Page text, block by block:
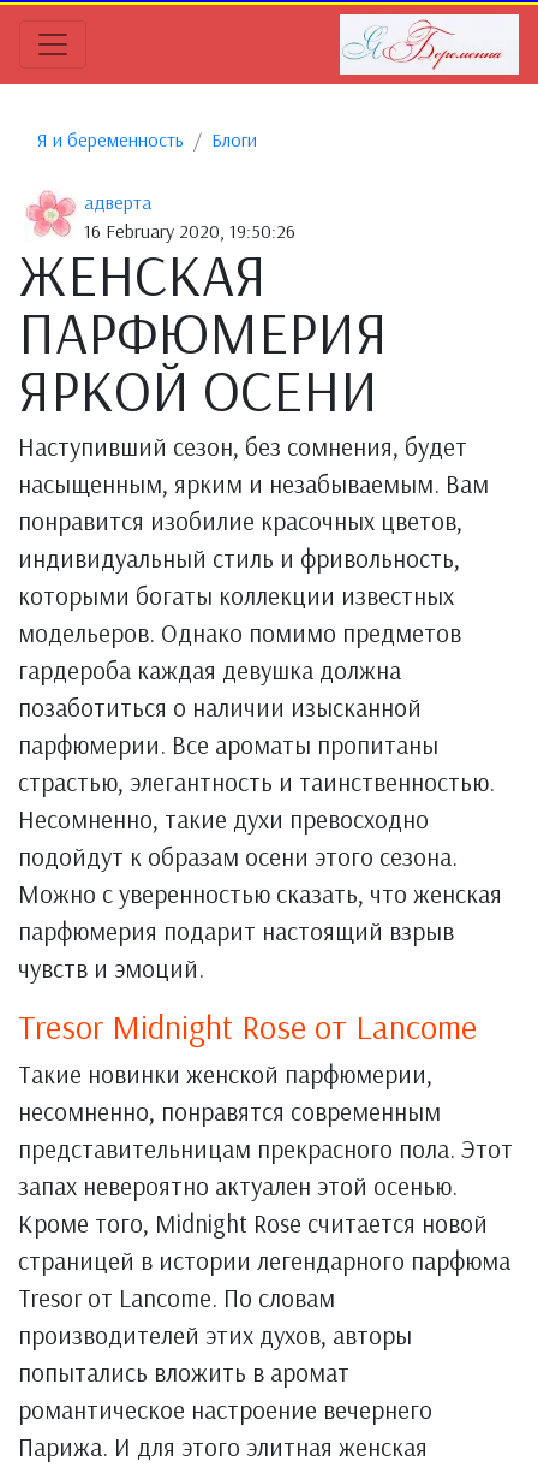
Я и беременность Блоги
адверта
16 February 2020, 19:50:26
ЖЕНСКАЯ
ПАРФЮМЕРИЯ
ЯРКОЙ ОСЕНИ
Наступивший сезон, без сомнения, будет
насыщенным, ярким и незабываемым. Вам
понравится изобилие красочных цветов,
индивидуальный стиль и фривольность,
которыми богаты коллекции известных
модельеров. Однако помимо предметов
гардероба каждая девушка должна
позаботиться о наличии изысканной
парфюмерии. Все ароматы пропитаны
страстью, элегантность и таинственностью.
Несомненно, такие духи превосходно
подойдут к образам осени этого сезона.
Можно с уверенностью сказать, что женская
парфюмерия подарит настоящий взрыв
чувств и эмоций.
Tresor Midnight Rose от Lancome
Такие новинки женской парфюмерии,
несомненно, понравятся современным
представительницам прекрасного пола. Этот
запах невероятно актуален этой осенью.
Кроме того, Midnight Rose считается новой
страницей в истории легендарного парфюма
Tresor от Lancome. По словам
производителей этих духов, авторы
попытались вложить в аромат
романтическое настроение вечернего
Парижа. И для этого элитная женская